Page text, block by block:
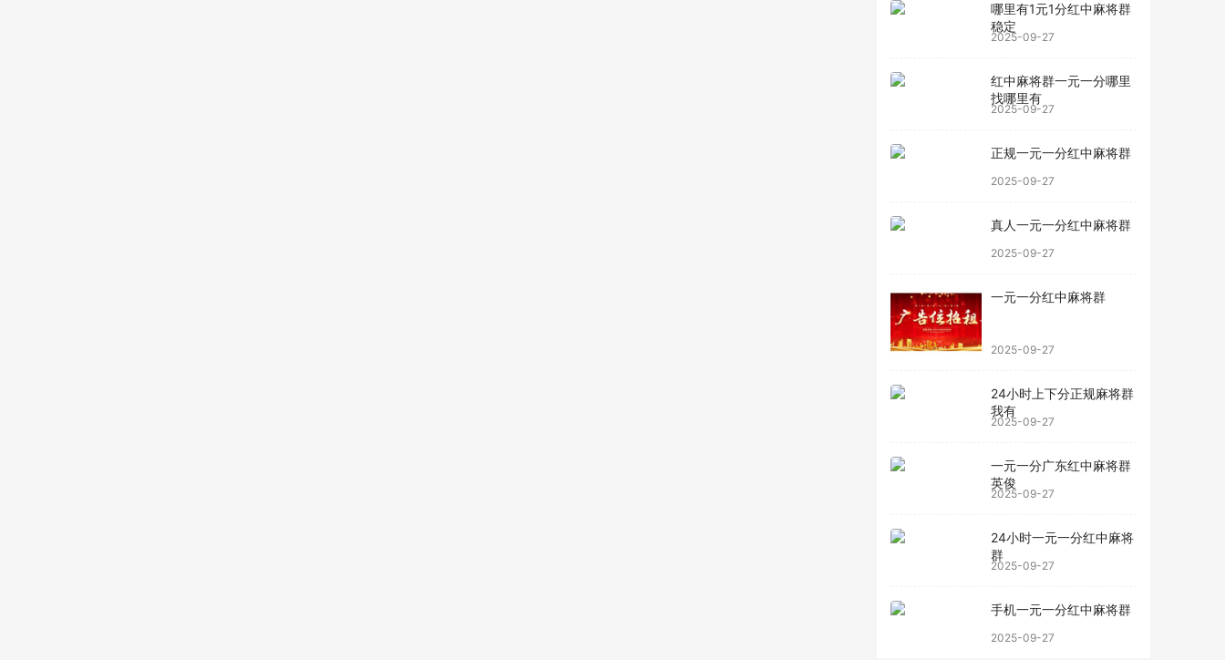
哪里有1元1分红中麻将群
稳定
2025-09-27
红中麻将群一元一分哪里
找哪里有
2025-09-27
正规一元一分红中麻将群
2025-09-27
真人一元一分红中麻将群
2025-09-27
一元一分红中麻将群
2025-09-27
24小时上下分正规麻将群
我有
2025-09-27
一元一分广东红中麻将群
英俊
2025-09-27
24小时一元一分红中麻将
群
2025-09-27
手机一元一分红中麻将群
2025-09-27